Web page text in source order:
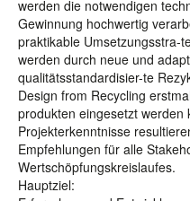
werden die notwendigen
Gewinnung hochwertig
praktikable Umsetzungsstra-
werden durch neue und
qualitätsstandardisier-te
Design from Recycling
produkten eingesetzt werden
Projekterkenntnisse
Empfehlungen für alle
Wertschöpfungskreislaufes.
Hauptziel: